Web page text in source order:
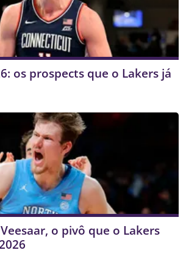
os prospects que o Lakers já
o pivô que o Lakers